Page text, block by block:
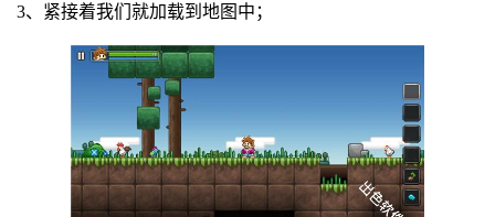
3、紧接着我们就加载到地图中；